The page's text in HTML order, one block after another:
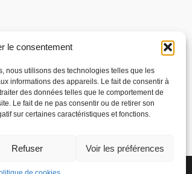
le consentement
nous utilisons des technologies telles que les
informations des appareils. Le fait de consentir à
des données telles que le comportement de
Le fait de ne pas consentir ou de retirer son
sur certaines caractéristiques et fonctions.
Refuser Voir les préférences
des